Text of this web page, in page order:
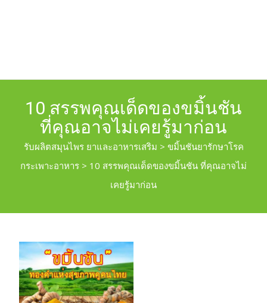
10 สรรพคุณเด็ดของขมิ้นชัน
ที่คุณอาจไม่เคยรู้มาก่อน
รับผลิตสมุนไพร ยาและอาหารเสริม > ขมิ้นชันยารักษาโรค
กระเพาะอาหาร > 10 สรรพคุณเด็ดของขมิ้นชัน ที่คุณอาจไม่
เคยรู้มาก่อน